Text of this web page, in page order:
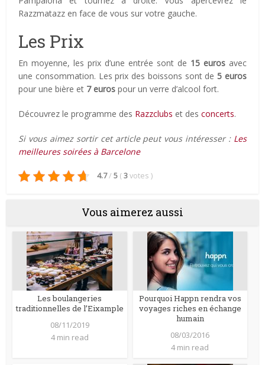
Razzmatazz en face de vous sur votre gauche.
Les Prix
En moyenne, les prix d’une entrée sont de 15 eurosavec
une consommation. Les prix des boissons sont de5 euros
pour une bière et 7 euros pour un verre d’alcool fort.
Découvrez le programme des Razzclubs et desconcerts.
Si vous aimez sortir cet article peut vous intéresser : Les
meilleures soirées à Barcelone
4.7/ 5 (3votes )
Vous aimerez aussi
Les boulangeries
traditionnelles de l’Eixample
08/11/2019
4 min read
Pourquoi Happn rendra vos
voyages riches en échange
humain
08/03/2016
4 min read